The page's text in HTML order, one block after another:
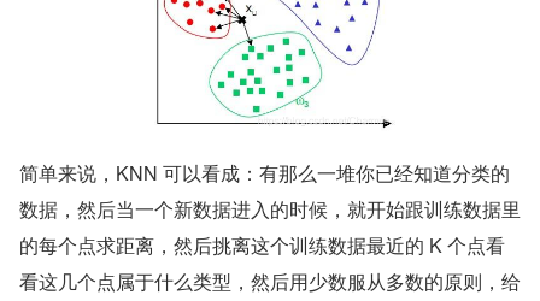
简单来说，KNN 可以看成：有那么一堆你已经知道分类的
数据，然后当一个新数据进入的时候，就开始跟训练数据里
的每个点求距离，然后挑离这个训练数据最近的 K 个点看
看这几个点属于什么类型，然后用少数服从多数的原则，给